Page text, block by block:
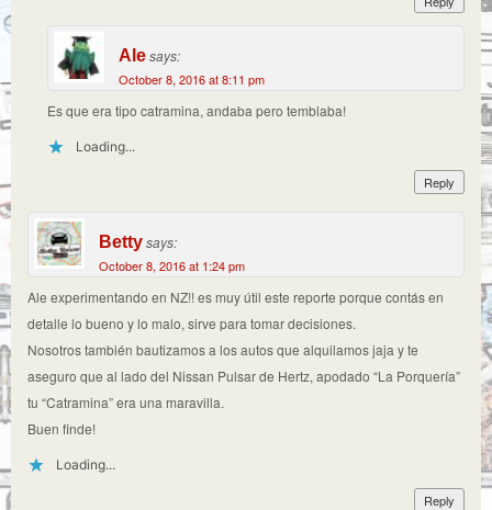
Alesays:
October 8, 2016 at 8:11 pm
Es que era tipo catramina, andaba pero temblaba!
Loading...
Reply
Bettysays:
October 8, 2016 at 1:24 pm
Ale experimentando en NZ!! es muy útil este reporte porque contás en
detalle lo bueno y lo malo, sirve para tomar decisiones.
Nosotros también bautizamos a los autos que alquilamos jaja y te
aseguro que al lado del Nissan Pulsar de Hertz, apodado “La Porquería”
tu “Catramina” era una maravilla.
Buen finde!
Loading...
Reply